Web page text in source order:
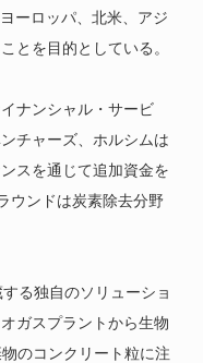
ーロッパ、北米、アジ
とを目的としている。
ナンシャル・サービ
チャーズ、ホルシムは
スを通じて追加資金を
ウンドは炭素除去分野
る独自のソリューショ
ガスプラントから生物
のコンクリート粒に注